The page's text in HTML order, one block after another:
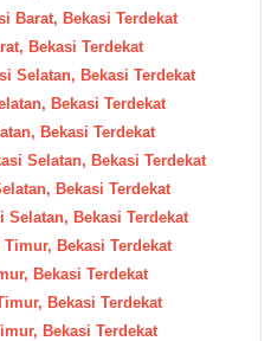
Barat, Bekasi Terdekat
Bekasi Terdekat
Selatan, Bekasi Terdekat
Bekasi Terdekat
Bekasi Terdekat
Selatan, Bekasi Terdekat
Bekasi Terdekat
Selatan, Bekasi Terdekat
Bekasi Terdekat
Bekasi Terdekat
Bekasi Terdekat
Bekasi Terdekat